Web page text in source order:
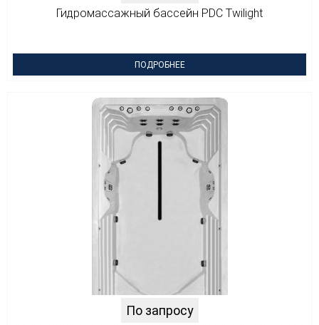
Гидромассажный бассейн PDC Twilight
ПОДРОБНЕЕ
По запросу